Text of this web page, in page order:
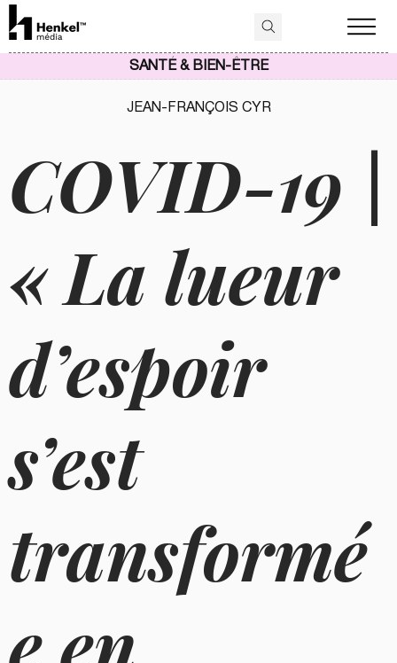
COVID-19 |
« La lueur
d’espoir
s’est
transformé
e en
JEAN-FRANÇOIS CYR
SANTÉ & BIEN-ÊTRE